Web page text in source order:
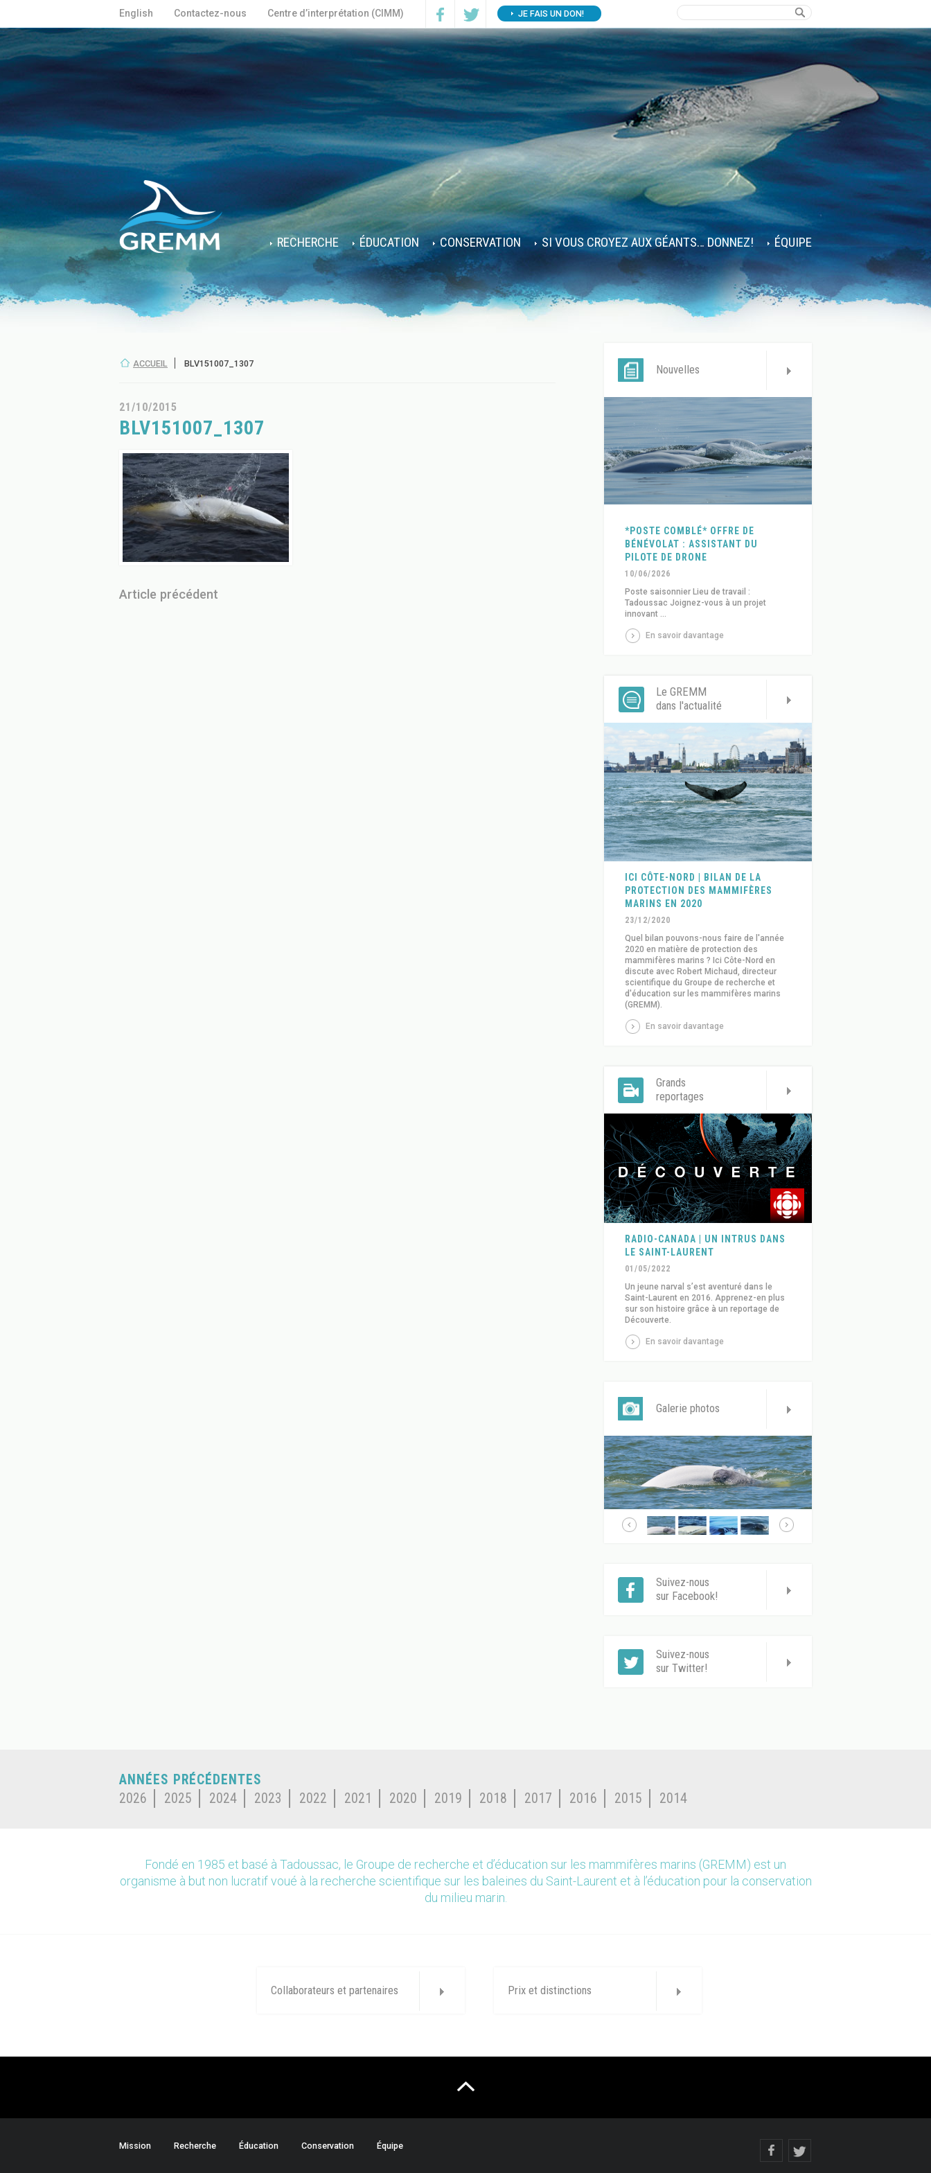
English Contactez-nous Centre d’interprétation (CIMM) JE FAIS UN DON!
RECHERCHE ÉDUCATION CONSERVATION SI VOUS CROYEZ AUX GÉANTS… DONNEZ! ÉQUIPE
ACCUEIL BLV151007_1307
21/10/2015
BLV151007_1307
Article précédent
Nouvelles
*POSTE COMBLÉ* OFFRE DE
BÉNÉVOLAT : ASSISTANT DU
PILOTE DE DRONE
10/06/2026
Poste saisonnier Lieu de travail :
Tadoussac Joignez-vous à un projet
innovant ...
En savoir davantage
Le GREMM
dans l'actualité
ICI CÔTE-NORD | BILAN DE LA
PROTECTION DES MAMMIFÈRES
MARINS EN 2020
23/12/2020
Quel bilan pouvons-nous faire de l'année
2020 en matière de protection des
mammifères marins ? Ici Côte-Nord en
discute avec Robert Michaud, directeur
scientifique du Groupe de recherche et
d'éducation sur les mammifères marins
(GREMM).
En savoir davantage
Grands
reportages
RADIO-CANADA | UN INTRUS DANS
LE SAINT-LAURENT
01/05/2022
Un jeune narval s’est aventuré dans le
Saint-Laurent en 2016. Apprenez-en plus
sur son histoire grâce à un reportage de
Découverte.
En savoir davantage
Galerie photos
Suivez-nous
sur Facebook!
Suivez-nous
sur Twitter!
ANNÉES PRÉCÉDENTES
2026
2025 2024 2023 2022 2021 2020 2019 2018 2017 2016 2015 2014
Fondé en 1985 et basé à Tadoussac, le Groupe de recherche et d’éducation sur les mammifères marins (GREMM) est un
organisme à but non lucratif voué à la recherche scientifique sur les baleines du Saint-Laurent et à l’éducation pour la conservation
du milieu marin.
Collaborateurs et partenaires Prix et distinctions
Mission Recherche Éducation Conservation Équipe